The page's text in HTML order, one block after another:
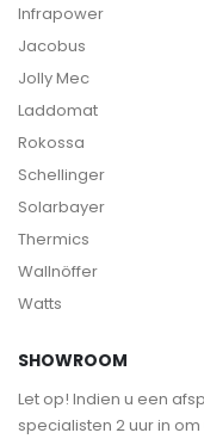
Infrapower
Jacobus
Jolly Mec
Laddomat
Rokossa
Schellinger
Solarbayer
Thermics
Wallnöffer
Watts
SHOWROOM
Let op! Indien u een
specialisten 2 uur in